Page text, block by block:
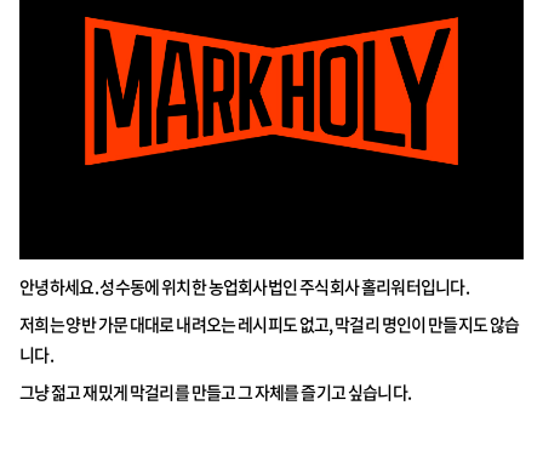
안녕하세요. 성수동에 위치한 농업회사법인 주식회사 홀리워터입니다.
저희는 양반 가문 대대로 내려오는 레시피도 없고, 막걸리 명인이 만들지도 않습
니다.
그냥 젊고 재밌게 막걸리를 만들고 그 자체를 즐기고 싶습니다.